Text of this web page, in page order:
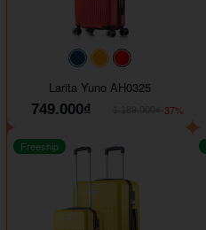
#093f69#ffa500
Larita Yuno AH0325
749.000₫
-37%
Freeship